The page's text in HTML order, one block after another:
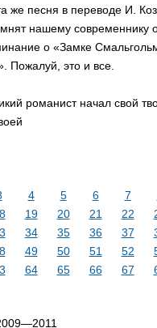
же песня в переводе И.
нашему современнику
о «Замке
Пожалуй, это и все.
романист начал свой
4 5 6 7
19 20 21 22
34 35 36 37
49 50 51 52
64 65 66 67